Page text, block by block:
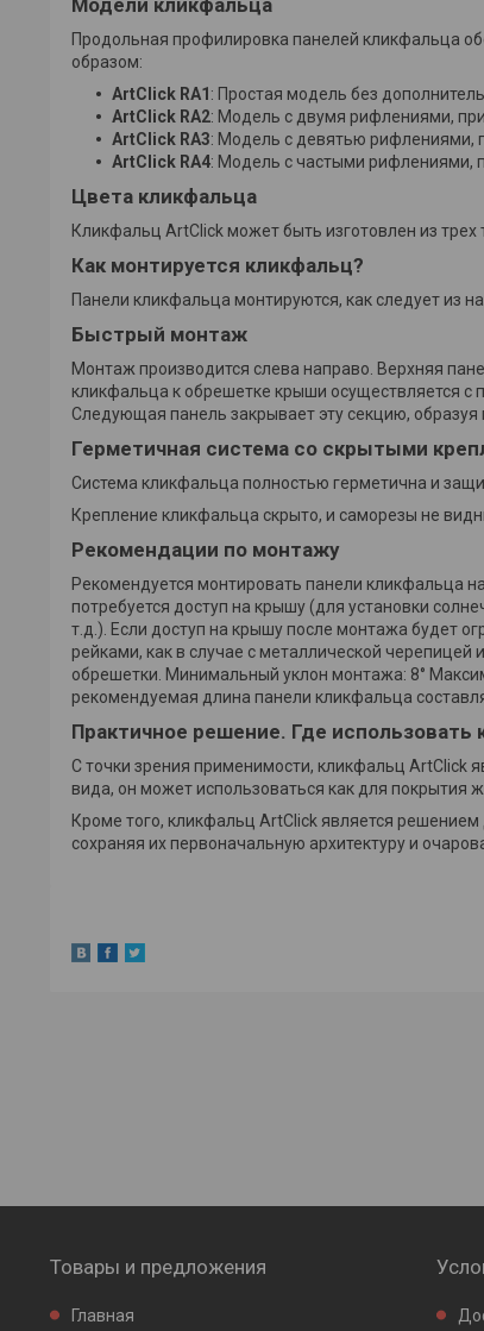
Модели кликфальца
Продольная профилировка панелей кликфальца
образом:
ArtClick RA1 : Простая модель без
ArtClick RA2: Модель с двумя рифлениями,
ArtClick RA3: Модель с девятью рифлениями,
ArtClick RA4: Модель с частыми рифлениями,
Цвета кликфальца
Кликфальц ArtClick может быть изготовлен из
Как монтируется кликфальц?
Панели кликфальца монтируются, как следует из
Быстрый монтаж
Монтаж производится слева направо. Верхняя
кликфальца к обрешетке крыши осуществляется с
Следующая панель закрывает эту секцию,
Герметичная система со скрытыми
Система кликфальца полностью герметична и
Крепление кликфальца скрыто, и саморезы не
Рекомендации по монтажу
Рекомендуется монтировать панели кликфальца
потребуется доступ на крышу (для установки
т.д.). Если доступ на крышу после монтажа будет
рейками, как в случае с металлической
обрешетки. Минимальный уклон монтажа: 8°
рекомендуемая длина панели кликфальца
Практичное решение. Где использовать
С точки зрения применимости, кликфальц ArtClick
вида, он может использоваться как для
Кроме того, кликфальц ArtClick является
сохраняя их первоначальную архитектуру и
Товары и предложения
Главная